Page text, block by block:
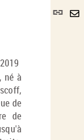
Lien
né à
de
de